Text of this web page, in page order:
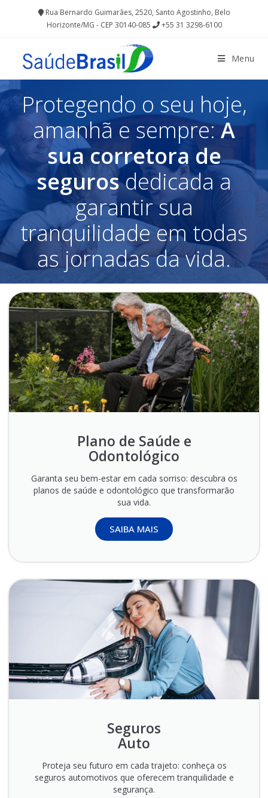
Rua Bernardo Guimarães, 2520, Santo Agostinho, Belo
Horizonte/MG - CEP 30140-085
+55 31 3298-6100
Menu
Protegendo o seu hoje,
amanhã e sempre:A
sua corretora de
segurosdedicada a
garantir sua
tranquilidade em todas
as jornadas da vida.
Plano de Saúde e
Odontológico
Garanta seu bem-estar em cada sorriso: descubra os
planos de saúde e odontológico que transformarão
sua vida.
SAIBA MAIS
Seguros
Auto
Proteja seu futuro em cada trajeto: conheça os
seguros automotivos que oferecem tranquilidade e
segurança.